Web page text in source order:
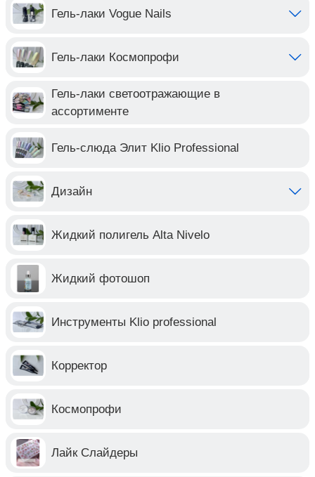
Гель-лаки Vogue Nails
Гель-лаки Космопрофи
Гель-лаки светоотражающие в
ассортименте
Гель-слюда Элит Klio Professional
Дизайн
Жидкий полигель Alta Nivelo
Жидкий фотошоп
Инструменты Klio professional
Корректор
Космопрофи
Лайк Слайдеры